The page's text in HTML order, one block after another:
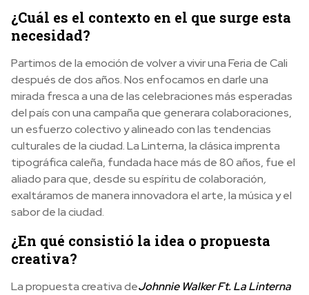
¿Cuál es el contexto en el que surge esta
necesidad?
Partimos de la emoción de volver a vivir una Feria de Cali
después de dos años. Nos enfocamos en darle una
mirada fresca a una de las celebraciones más esperadas
del país con una campaña que generara colaboraciones,
un esfuerzo colectivo y alineado con las tendencias
culturales de la ciudad. La Linterna, la clásica imprenta
tipográfica caleña, fundada hace más de 80 años, fue el
aliado para que, desde su espíritu decolaboración,
exaltáramos de manera innovadora el arte, la música y el
sabor de la ciudad.
¿En qué consistió la idea o propuesta
creativa?
La propuesta creativa deJohnnie Walker Ft. La Linterna